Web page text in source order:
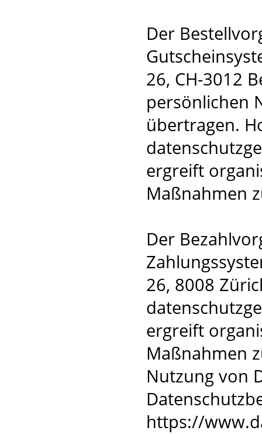
Der
26, CH-3012
persönlichen
übertragen.
ergreift
Maßnahmen
Der
26, 8008
ergreift
Maßnahmen
Nutzung von
https://